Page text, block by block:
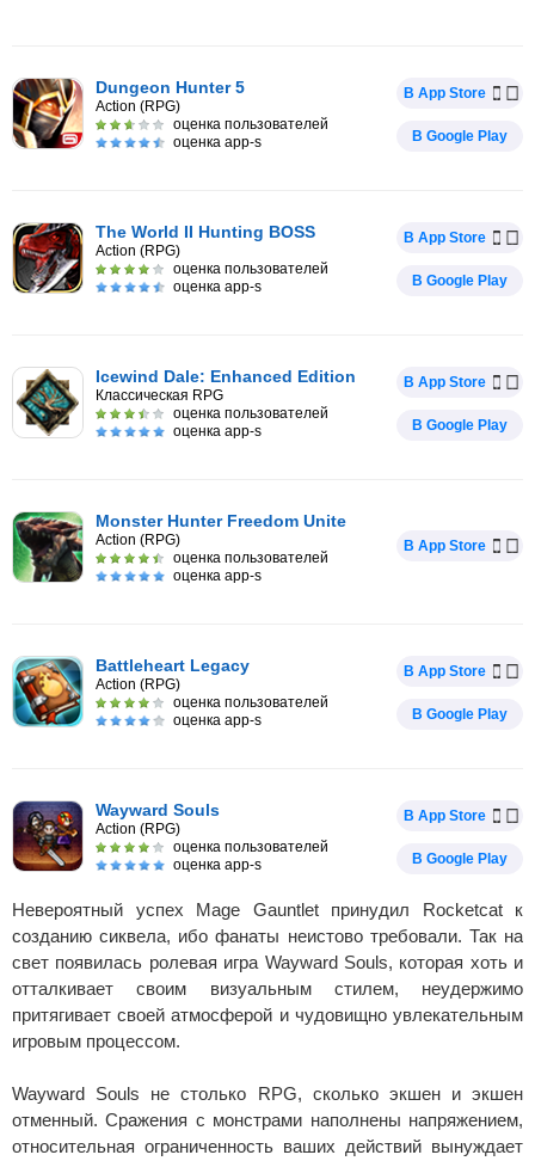
Dungeon Hunter 5
Action (RPG)
оценка пользователей
оценка app-s
В App Store
В Google Play
The World II Hunting BOSS
Action (RPG)
оценка пользователей
оценка app-s
В App Store
В Google Play
Icewind Dale: Enhanced Edition
Классическая RPG
оценка пользователей
оценка app-s
В App Store
В Google Play
Monster Hunter Freedom Unite
Action (RPG)
оценка пользователей
оценка app-s
В App Store
Battleheart Legacy
Action (RPG)
оценка пользователей
оценка app-s
В App Store
В Google Play
Wayward Souls
Action (RPG)
оценка пользователей
оценка app-s
В App Store
В Google Play
Невероятный успех Mage Gauntlet принудил Rocketcat к
созданию сиквела, ибо фанаты неистово требовали. Так на
свет появилась ролевая игра Wayward Souls, которая хоть и
отталкивает своим визуальным стилем, неудержимо
притягивает своей атмосферой и чудовищно увлекательным
игровым процессом.
Wayward Souls не столько RPG, сколько экшен и экшен
отменный. Сражения с монстрами наполнены напряжением,
относительная ограниченность ваших действий вынуждает